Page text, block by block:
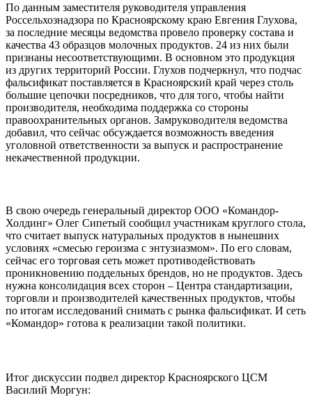
По данным заместителя руководителя управления
Россельхознадзора по Красноярскому краю Евгения Глухова,
за последние месяцы ведомства провело проверку состава и
качества 43 образцов молочных продуктов. 24 из них были
признаны несоответствующими. В основном это продукция
из других территорий России. Глухов подчеркнул, что подчас
фальсификат поставляется в Красноярский край через столь
большие цепочки посредников, что для того, чтобы найти
производителя, необходима поддержка со стороны
правоохранительных органов. Замруководителя ведомства
добавил, что сейчас обсуждается возможность введения
уголовной ответственности за выпуск и распространение
некачественной продукции.
В свою очередь генеральный директор ООО «Командор-
Холдинг» Олег Сипетый сообщил участникам круглого стола,
что считает выпуск натуральных продуктов в нынешних
условиях «смесью героизма с энтузиазмом». По его словам,
сейчас его торговая сеть может противодействовать
проникновению поддельных брендов, но не продуктов. Здесь
нужна консолидация всех сторон – Центра стандартизации,
торговли и производителей качественных продуктов, чтобы
по итогам исследований снимать с рынка фальсификат. И сеть
«Командор» готова к реализации такой политики.
Итог дискуссии подвел директор Красноярского ЦСМ
Василий Моргун: